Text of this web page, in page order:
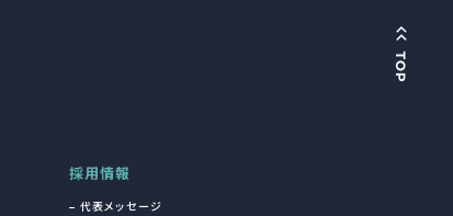
採用情報
代表メッセージ